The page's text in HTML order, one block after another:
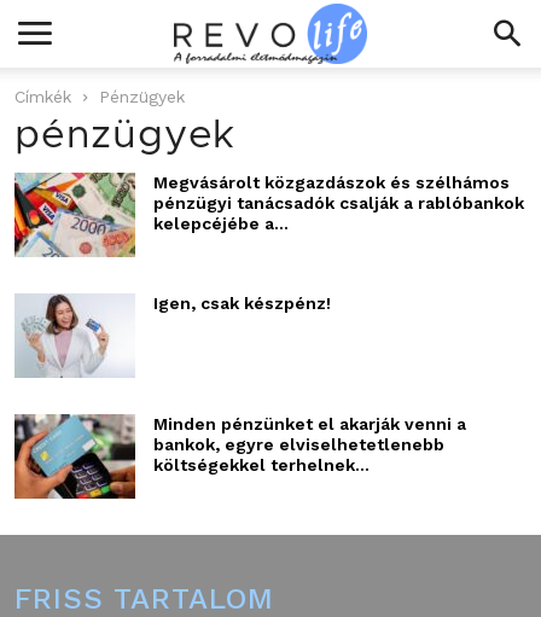
Címkék Pénzügyek
pénzügyek
Megvásárolt közgazdászok és szélhámos
pénzügyi tanácsadók csalják a rablóbankok
kelepcéjébe a...
Igen, csak készpénz!
Minden pénzünket el akarják venni a
bankok, egyre elviselhetetlenebb
költségekkel terhelnek...
FRISS TARTALOM